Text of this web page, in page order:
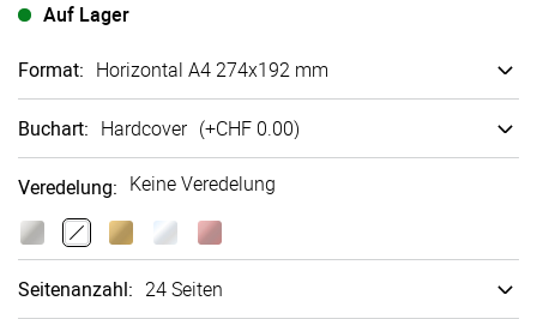
Auf Lager
Format: Horizontal A4 274x192 mm
Buchart: Hard­cover (+CHF 0.00)
Veredelung: Keine Veredelung
Seitenanzahl: 24 Seiten